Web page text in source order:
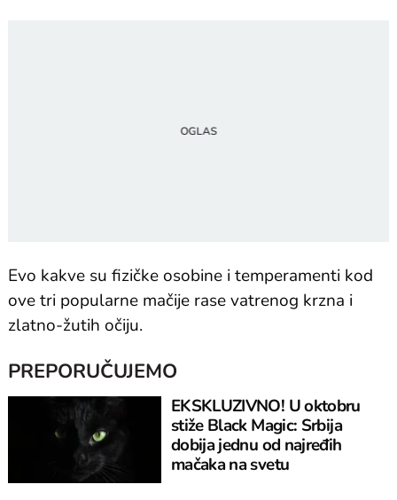
Evo kakve su fizičke osobine i temperamenti kod
ove tri popularne mačije rase vatrenog krzna i
zlatno-žutih očiju.
PREPORUČUJEMO
EKSKLUZIVNO! U oktobru
stiže Black Magic: Srbija
dobija jednu od najređih
mačaka na svetu